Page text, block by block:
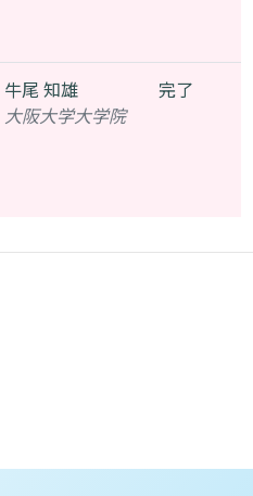
牛尾 知雄
大阪大学大学院
完了